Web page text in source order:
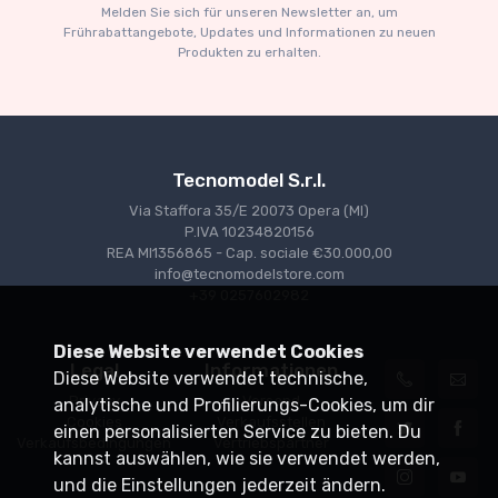
€227.05 €239.00
Melden Sie sich für unseren Newsletter an, um
Frührabattangebote, Updates und Informationen zu neuen
Produkten zu erhalten.
Tecnomodel S.r.l.
Via Staffora 35/E 20073 Opera (MI)
P.IVA 10234820156
REA MI1356865 - Cap. sociale €30.000,00
info@tecnomodelstore.com
Legal
Privacy
Cookies
Verkaufsbedingungen
Informationen
Versand
Verkaufsstellen
Vertriebspartner
Diese Website verwendet Cookies
Diese Website verwendet technische,
analytische und Profilierungs-Cookies, um dir
einen personalisierten Service zu bieten. Du
kannst auswählen, wie sie verwendet werden,
und die Einstellungen jederzeit ändern.